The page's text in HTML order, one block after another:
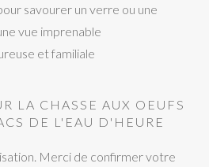
savourer un verre ou une
vue imprenable
et familiale
LA CHASSE AUX OEUFS
DE L'EAU D'HEURE
Merci de confirmer votre